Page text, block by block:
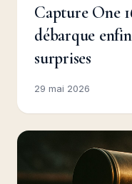
Capture One
débarque
surprises
29 mai 2026